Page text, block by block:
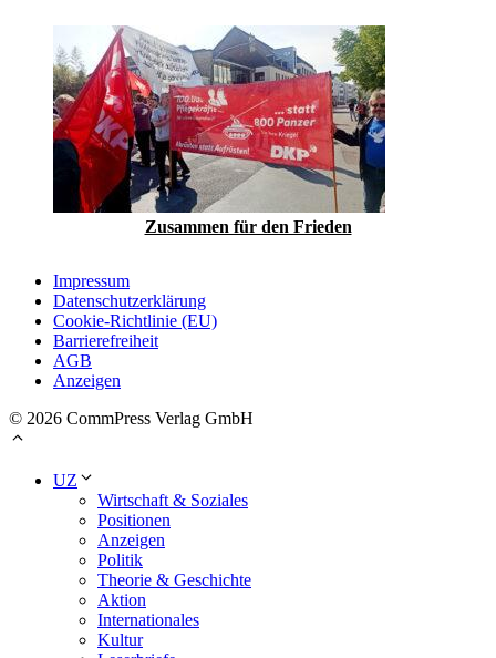
Zusammen für den Frieden
Impressum
Datenschutzerklärung
Cookie-Richtlinie (EU)
Barrierefreiheit
AGB
Anzeigen
© 2026 CommPress Verlag GmbH
UZ
Wirtschaft & Soziales
Positionen
Anzeigen
Politik
Theorie & Geschichte
Aktion
Internationales
Kultur